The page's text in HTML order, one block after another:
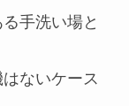
手洗い場と
ないケース